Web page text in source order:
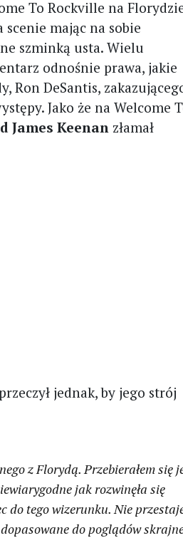
To Rockville na
scenie mając na sobie
szminką usta. Wielu
odnośnie prawa, jakie
Ron DeSantis,
Jako że na Welcome
James Keenan złamał
jednak, by jego strój
z Florydą. Przebierałem się
jak rozwinęła się
do tego wizerunku. Nie
do poglądów